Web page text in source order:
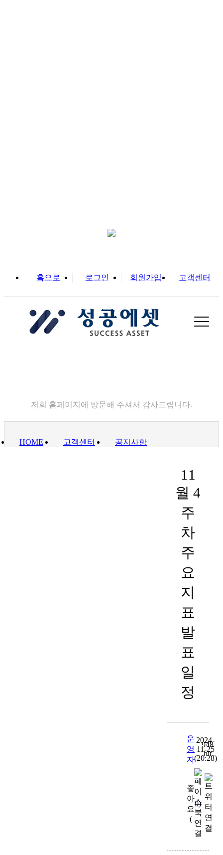
홈으로 로그인 회원가입 고객센터
저희 홈페이지에 방문해 주셔서 감사드립니다.
HOME 고객센터 공지사항
11
월 4
주
차
주
요
지
표
발
표
일
정
운
영
자
2024-
11-25
(20:28)
948
hit
좋
아
요
(
0)